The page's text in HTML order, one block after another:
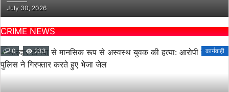
July 30, 2026
CRIME NEWS
0 233 कार्यवाही